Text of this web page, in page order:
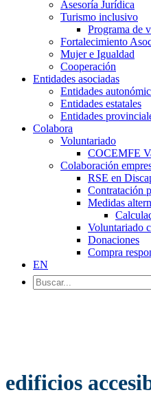
Asesoría Jurídica
Turismo inclusivo
Programa de
Fortalecimiento
Mujer e Igualdad
Cooperación
Entidades asociadas
Entidades
Entidades estatales
Entidades
Colabora
Voluntariado
COCEMFE
Colaboración
RSE en
Contratación
Medidas
Voluntariado
Donaciones
Compra
EN
edificios